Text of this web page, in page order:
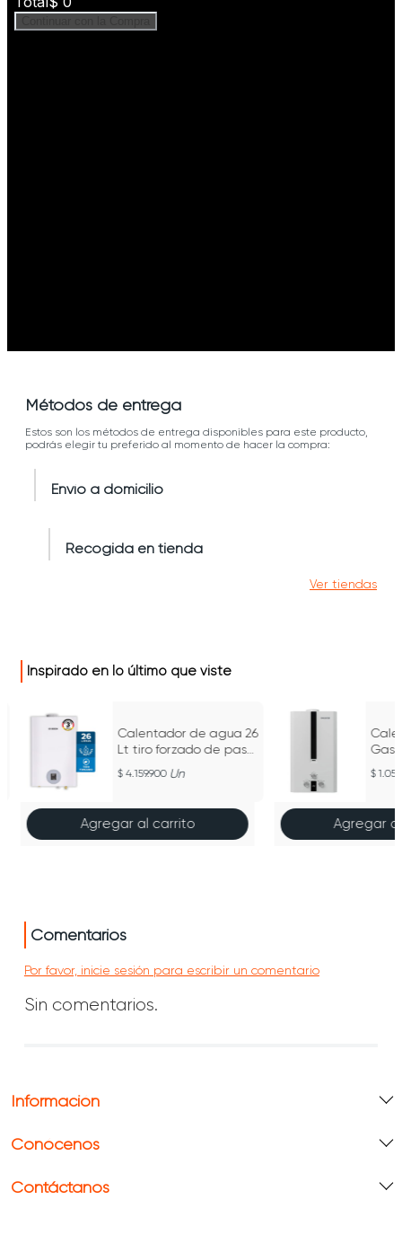
Métodos de entrega
Estos son los métodos de entrega disponibles para este producto,
podrás elegir tu preferido al momento de hacer la compra:
Envío a domicilio
Recogida en tienda
Ver tiendas
Inspirado en lo último que viste
Calentador de agua 26
Lt tiro forzado de paso
a gas natural Titán
5700 F BOSCH
4.159.900 Un
Agregar al carrito
Gas
Tiro
Whn
Agregar
Comentarios
Por favor, inicie sesión para escribir un comentario
Sin comentarios.
Información
Conócenos
Contáctanos